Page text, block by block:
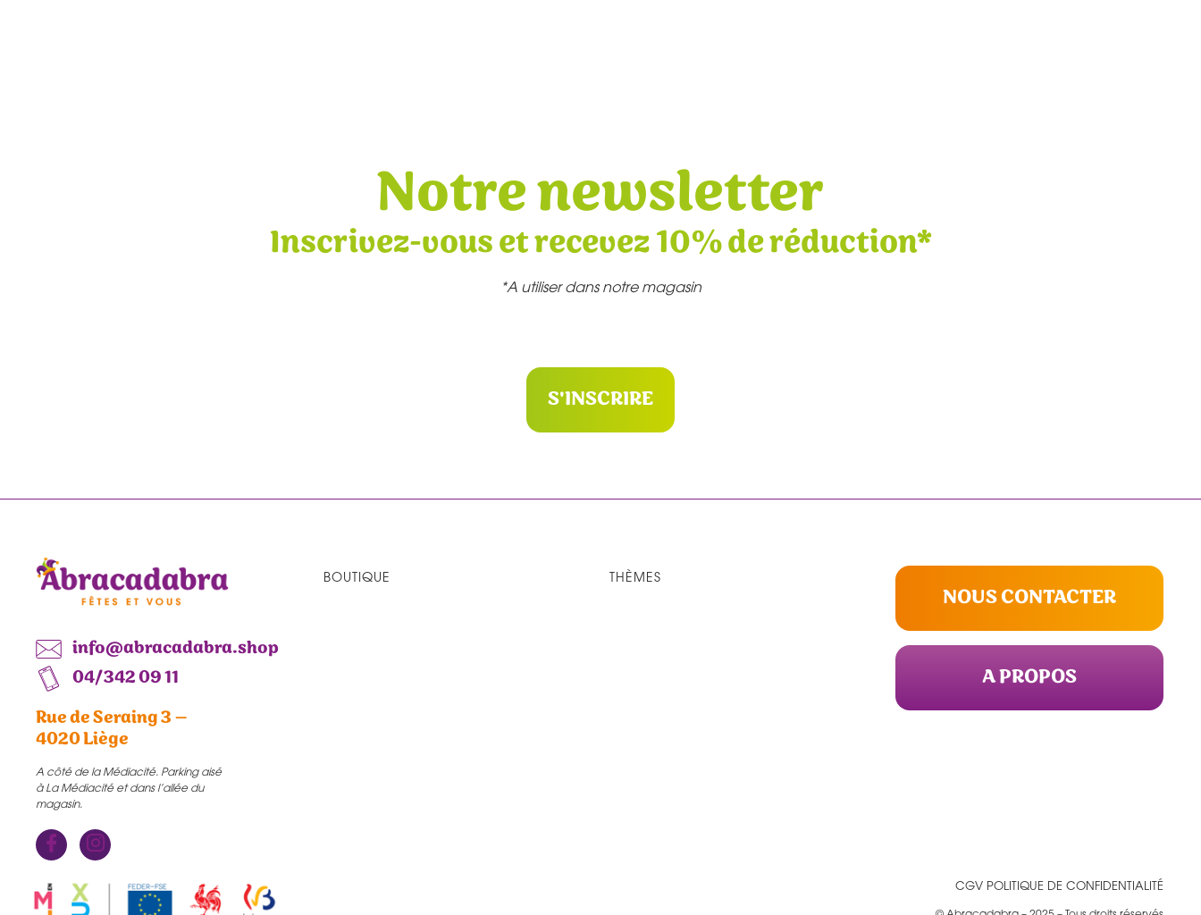
Notre newsletter
Inscrivez-vous et recevez 10% de réduction*
*A utiliser dans notre magasin
S'INSCRIRE
info@abracadabra.shop
04/342 09 11
Rue de Seraing 3 –
4020 Liège
A côté de la Médiacité. Parking aisé
à La Médiacité et dans l’allée du
magasin.
BOUTIQUE THÈMES
NOUS CONTACTER
A PROPOS
CGV POLITIQUE DE CONFIDENTIALITÉ